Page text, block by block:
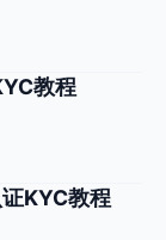
教程
KYC教程